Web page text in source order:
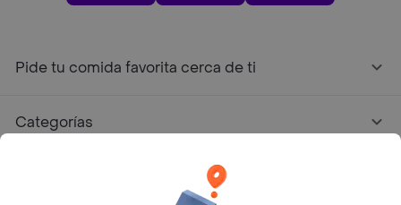
Pide tu comida favorita cerca de ti
Categorías